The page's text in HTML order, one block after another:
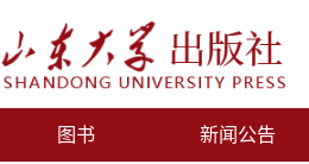
图书 新闻公告